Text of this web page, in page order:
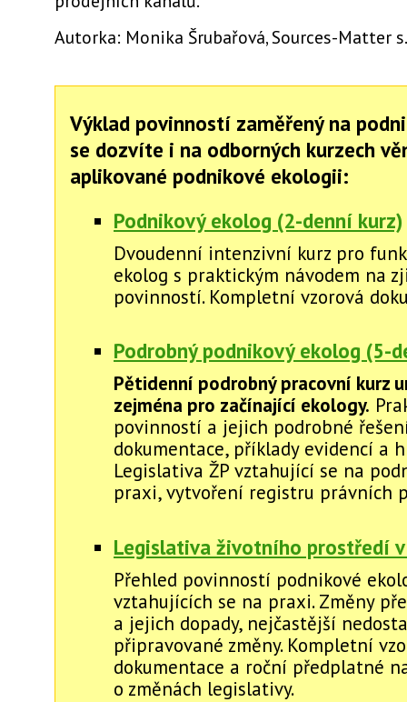
Autorka: Monika Šrubařová, Sources-Matter
Výklad povinností zaměřený na
se dozvíte i na odborných kurzech
aplikované podnikové ekologii:
Podnikový ekolog (2-denní kurz)
Dvoudenní intenzivní kurz pro
ekolog s praktickým návodem na
povinností. Kompletní vzorová
Podrobný podnikový ekolog (5-
Pětidenní podrobný pracovní kurz
zejména pro začínající ekology.
povinností a jejich podrobné
dokumentace, příklady evidencí a
Legislativa ŽP vztahující se na
praxi, vytvoření registru právních
Legislativa životního prostředí
Přehled povinností podnikové
vztahujících se na praxi. Změny
a jejich dopady, nejčastější
připravované změny. Kompletní
dokumentace a roční předplatné
o změnách legislativy.